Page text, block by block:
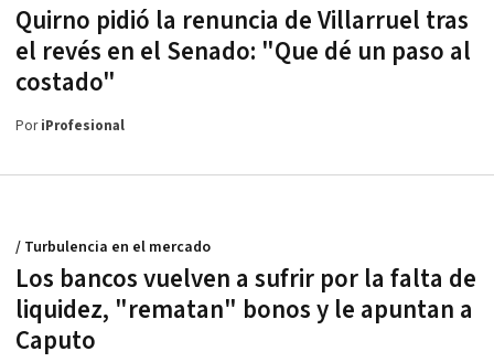
Quirno pidió la renuncia de Villarruel tras
el revés en el Senado: "Que dé un paso al
costado"
PoriProfesional
Los bancos vuelven a sufrir por la falta de
liquidez, "rematan" bonos y le apuntan a
Caputo
/ Turbulencia en el mercado